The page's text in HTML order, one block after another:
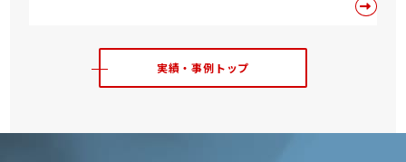
実績・事例トップ